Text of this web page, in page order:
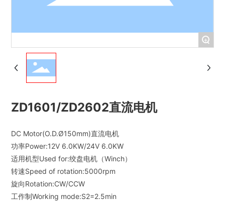
+
ZD1601/ZD2602直流电机
DC Motor(O.D.Ø150mm)直流电机
功率Power:12V 6.0KW/24V 6.0KW
适用机型Used for:绞盘电机（Winch）
转速Speed of rotation:5000rpm
旋向Rotation:CW/CCW